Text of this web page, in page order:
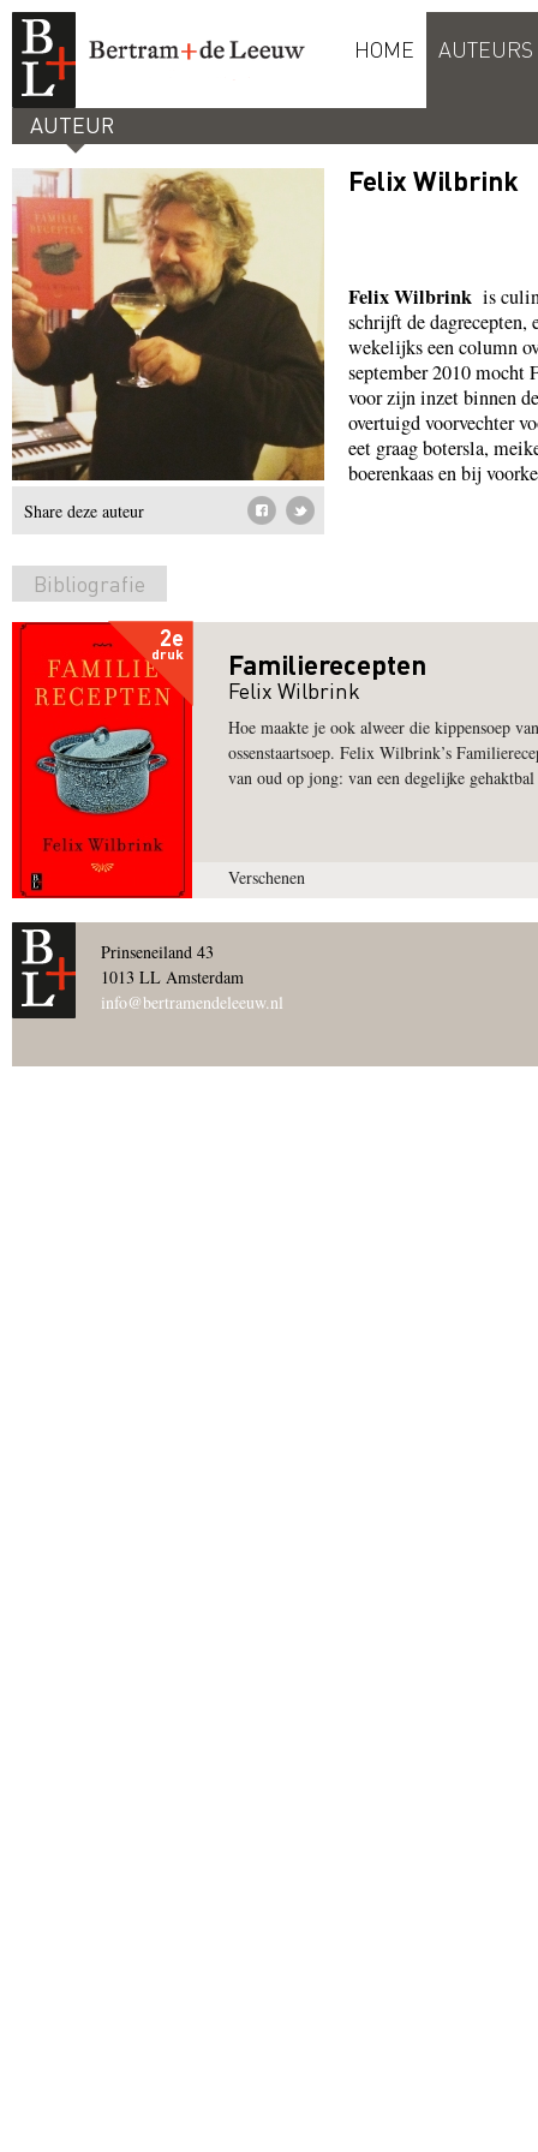
HOME AUTEURS
AUTEUR
Share deze auteur
Felix Wilbrink
Felix Wilbrink is
schrijft de dagrecepten,
wekelijks een column
september 2010 mocht
voor zijn inzet binnen
overtuigd voorvechter
eet graag botersla,
boerenkaas en bij
Bibliografie
2e
druk Familierecepten
Felix Wilbrink
Hoe maakte je ook alweer die kippensoep
ossenstaartsoep. Felix Wilbrink’s
van oud op jong: van een degelijke
Verschenen
Prinseneiland 43
1013 LL Amsterdam
info@bertramendeleeuw.nl